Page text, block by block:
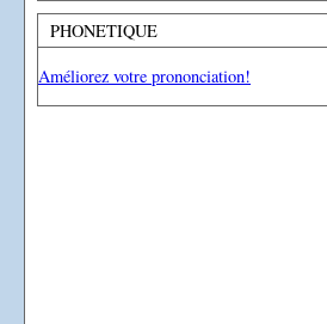
PHONETIQUE
Améliorez votre prononciation!